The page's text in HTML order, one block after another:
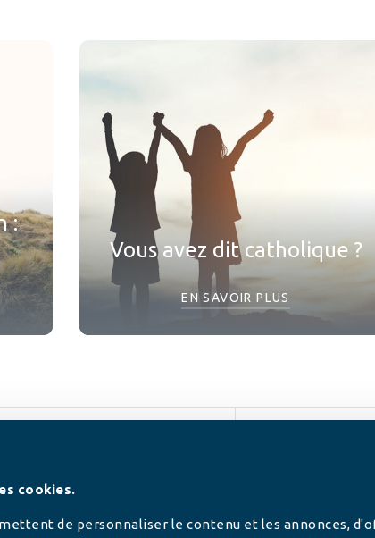
cookies.
de personnaliser le contenu et les annonces,
:
Vous avez dit catholique ?
EN SAVOIR PLUS